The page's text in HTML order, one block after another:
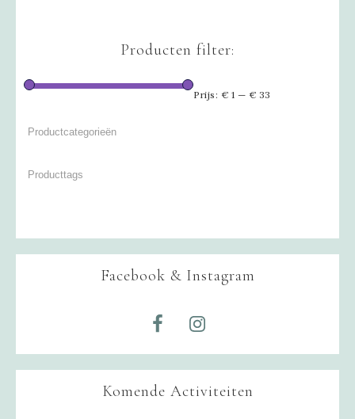
Producten filter:
Prijs: € 1 — € 33
Facebook & Instagram
Komende Activiteiten